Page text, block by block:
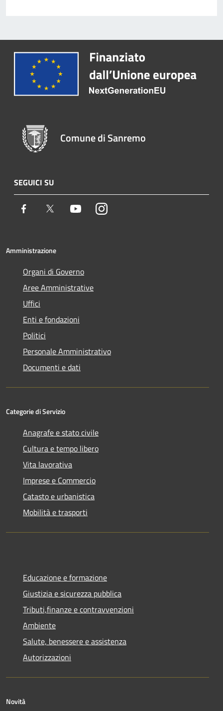
Comune di Sanremo
SEGUICI SU
Facebook Twitter YoutubeInstagram
Amministrazione
Organi di Governo
Aree Amministrative
Uffici
Enti e fondazioni
Politici
Personale Amministrativo
Documenti e dati
Categorie di Servizio
Anagrafe e stato civile
Cultura e tempo libero
Vita lavorativa
Imprese e Commercio
Catasto e urbanistica
Mobilità e trasporti
Educazione e formazione
Giustizia e sicurezza pubblica
Tributi,finanze e contravvenzioni
Ambiente
Salute, benessere e assistenza
Autorizzazioni
Novità